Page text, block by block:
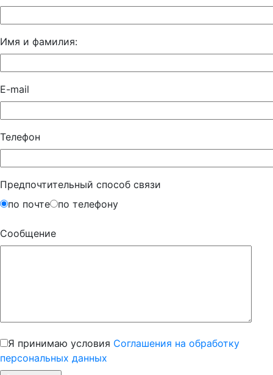
Имя и фамилия:
E-mail
Телефон
Предпочтительный способ связи
по почте
по телефону
Сообщение
Я принимаю условия Соглашения на обработку
персональных данных